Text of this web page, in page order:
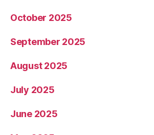
October 2025
September 2025
August 2025
July 2025
June 2025